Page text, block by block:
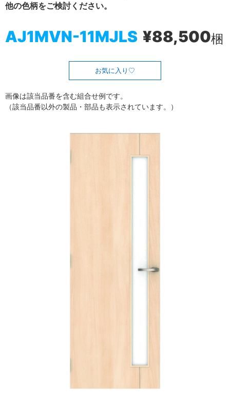
他の色柄をご検討ください。
AJ1MVN-11MJLS ¥88,500梱
お気に入り
画像は該当品番を含む組合せ例です。
（該当品番以外の製品・部品も表示されています。）